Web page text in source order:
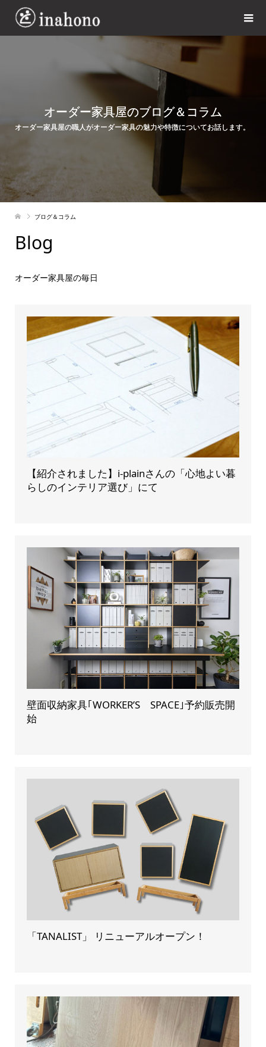
オーダー家具屋のブログ＆コラム
オーダー家具屋の職人がオーダー家具の魅力や特徴についてお話します。
ブログ＆コラム
Blog
オーダー家具屋の毎日
【紹介されました】i-plainさんの「心地よい暮
らしのインテリア選び」にて
壁面収納家具｢WORKER’S SPACE｣予約販売開
始
「TANALIST」 リニューアルオープン！